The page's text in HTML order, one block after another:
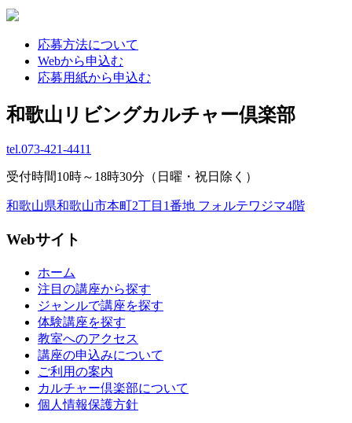
応募方法について
Webから申込む
応募用紙から申込む
和歌山リビングカルチャー倶楽部
tel.073-421-4411
受付時間10時～18時30分（日曜・祝日除く）
和歌山県和歌山市本町2丁目1番地 フォルテワジマ4階
Webサイト
ホーム
注目の講座から探す
ジャンルで講座を探す
体験講座を探す
教室へのアクセス
講座の申込みについて
ご利用の案内
カルチャー倶楽部について
個人情報保護方針